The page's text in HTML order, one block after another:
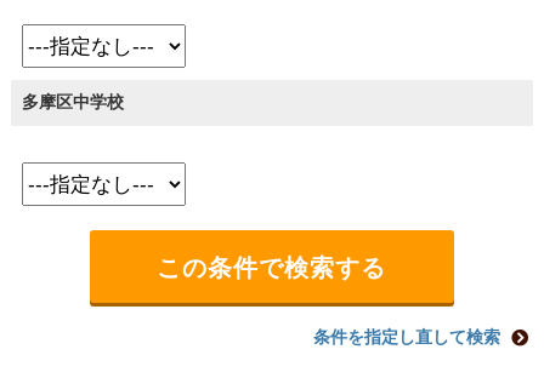
多摩区中学校
条件を指定し直して検索